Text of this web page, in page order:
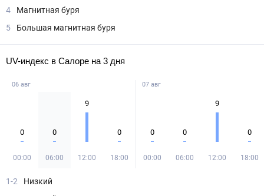
4
Магнитная буря
5
Большая магнитная буря
UV-индекс в Салоре на 3 дня
06 авг
0
00:00
0
06:00
9
12:00
0
18:00
07 авг
0
00:00
0
06:00
9
12:00
0
18:00
1-2
Низкий